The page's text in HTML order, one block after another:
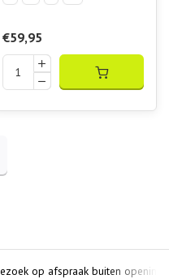
€59,95
afspraak buiten openingstijden